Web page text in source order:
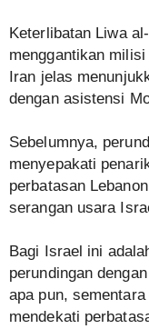
Keterlibatan Liwa
menggantikan
Iran jelas
dengan asistensi
Sebelumnya,
menyepakati
perbatasan
serangan usara
Bagi Israel ini
perundingan
apa pun,
mendekati